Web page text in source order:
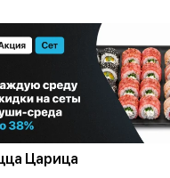
Царица